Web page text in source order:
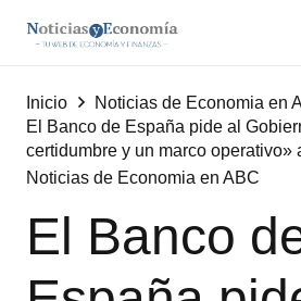
Inicio
Noticias de Economia en
El Banco de España pide al
certidumbre y un marco operativo»
Noticias de Economia en ABC
El Banco